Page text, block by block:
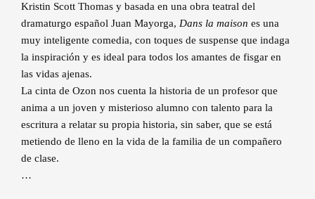
Kristin Scott Thomas y basada en una obra teatral del
dramaturgo español Juan Mayorga, Dans la maison es una
muy inteligente comedia, con toques de suspense que indaga
la inspiración y es ideal para todos los amantes de fisgar en
las vidas ajenas.
La cinta de Ozon nos cuenta la historia de un profesor que
anima a un joven y misterioso alumno con talento para la
escritura a relatar su propia historia, sin saber, que se está
metiendo de lleno en la vida de la familia de un compañero
de clase.
…